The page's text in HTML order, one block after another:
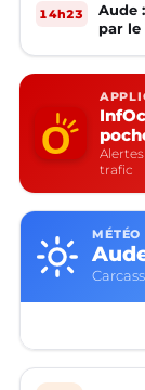
14h23
Aude
par
trafic